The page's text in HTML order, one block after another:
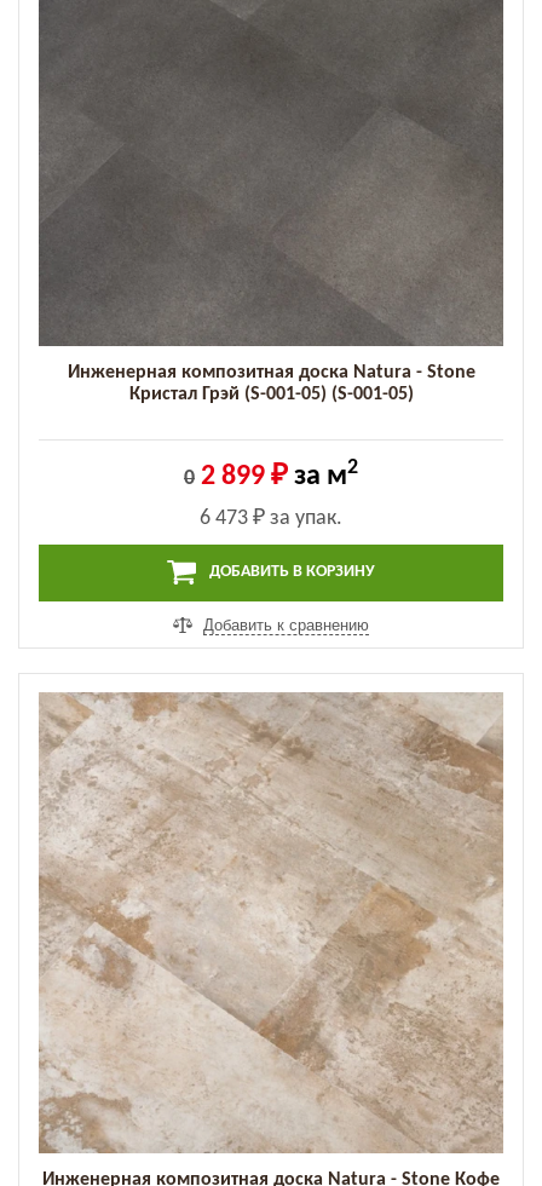
Инженерная композитная доска Natura - Stone
Кристал Грэй (S-001-05) (S-001-05)
0 2 899 ₽ за м2
6 473 ₽ за упак.
ДОБАВИТЬ В КОРЗИНУ
Добавить к сравнению
Инженерная композитная доска Natura - Stone Кофе